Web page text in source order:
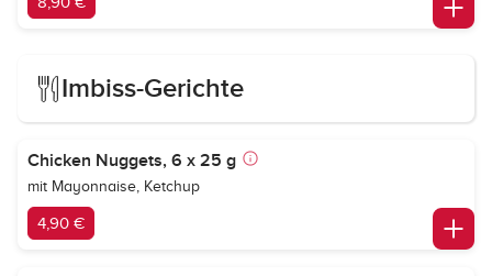
Imbiss-Gerichte
Chicken Nuggets, 6 x 25 g
mit Mayonnaise, Ketchup
4,90 €